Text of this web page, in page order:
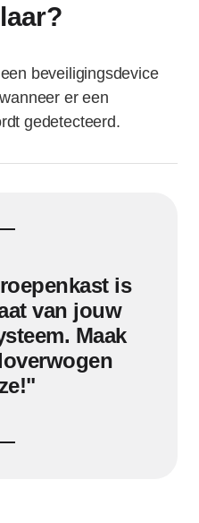
beveiligingsdevice
er een
gedetecteerd.
is
van jouw
Maak